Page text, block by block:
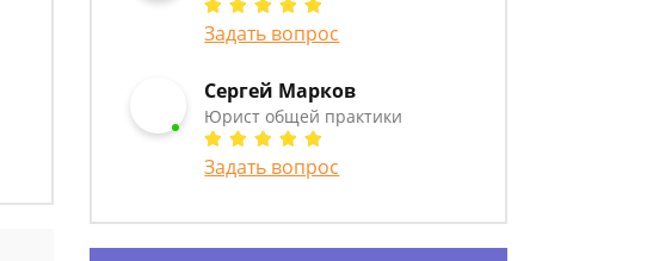
Задать вопрос
Сергей Марков
Юрист общей практики
Задать вопрос